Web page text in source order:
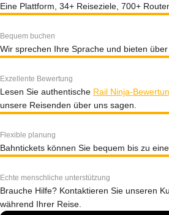
Eine Plattform, 34+ Reiseziele, 700+
Bequem buchen
Wir sprechen Ihre Sprache und bieten
Exzellente Bewertung
Lesen Sie authentische Rail Ninja-
unsere Reisenden über uns sagen.
Flexible planung
Bahntickets können Sie bequem bis zu
Echte menschliche unterstützung
Brauche Hilfe? Kontaktieren Sie unseren
während Ihrer Reise.